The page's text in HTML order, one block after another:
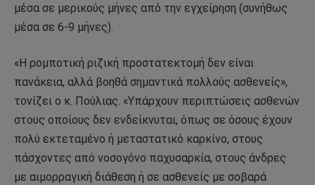
μέσα σε μερικούς μήνες από την εγχείρηση (συνήθως
μέσα σε 6-9 μήνες).
«Η ρομποτική ριζική προστατεκτομή δεν είναι
πανάκεια, αλλά βοηθά σημαντικά πολλούς ασθενείς»,
τονίζει ο κ. Πούλιας. «Υπάρχουν περιπτώσεις ασθενών
στους οποίους δεν ενδείκνυται, όπως σε όσους έχουν
πολύ εκτεταμένο ή μεταστατικό καρκίνο, στους
πάσχοντες από νοσογόνο παχυσαρκία, στους άνδρες
με αιμορραγική διάθεση ή σε ασθενείς με σοβαρά